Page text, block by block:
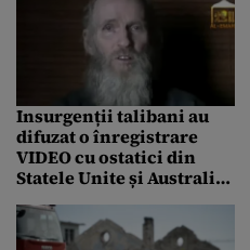
Insurgenții talibani au
difuzat o înregistrare
VIDEO cu ostatici din
Statele Unite și Australia.
prizonieri